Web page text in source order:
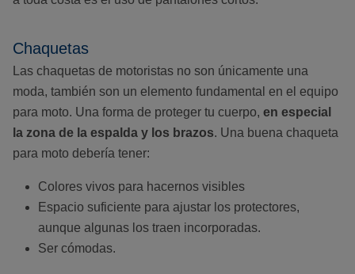
Chaquetas
Las chaquetas de motoristas no son únicamente una
moda, también son un elemento fundamental en el equipo
para moto. Una forma de proteger tu cuerpo, en especial
la zona de la espalda y los brazos. Una buena chaqueta
para moto debería tener:
Colores vivos para hacernos visibles
Espacio suficiente para ajustar los protectores,
aunque algunas los traen incorporadas.
Ser cómodas.